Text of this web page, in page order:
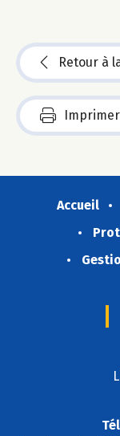
Retour à
Accueil